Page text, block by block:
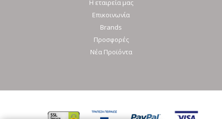
Η εταιρεία μας
Επικοινωνία
Brands
Προσφορές
Νέα Προϊόντα